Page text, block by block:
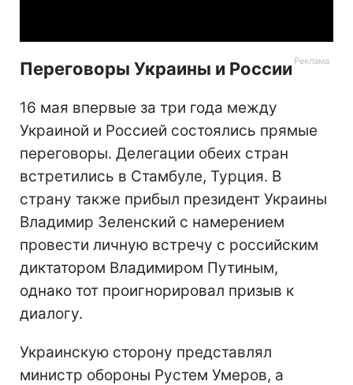
Переговоры Украины и России
16 мая впервые за три года между
Украиной и Россией состоялись прямые
переговоры. Делегации обеих стран
встретились в Стамбуле, Турция. В
страну также прибыл президент Украины
Владимир Зеленский с намерением
провести личную встречу с российским
диктатором Владимиром Путиным,
однако тот проигнорировал призыв к
диалогу.
Украинскую сторону представлял
министр обороны Рустем Умеров, а